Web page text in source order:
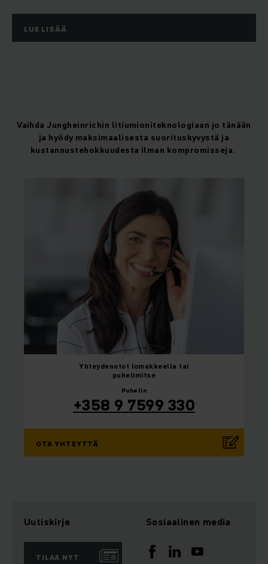
LUE LISÄÄ
Vaihda Jungheinrichin litiumioniteknologiaan jo tänään
ja hyödy maksimaalisesta suorituskyvystä ja
kustannustehokkuudesta ilman kompromisseja.
Yhteydenotot lomakkeella tai
puhelimitse
Puhelin
+358 9 7599 330
OTA YHTEYTTÄ
Uutiskirje
TILAA NYT
Sosiaalinen media